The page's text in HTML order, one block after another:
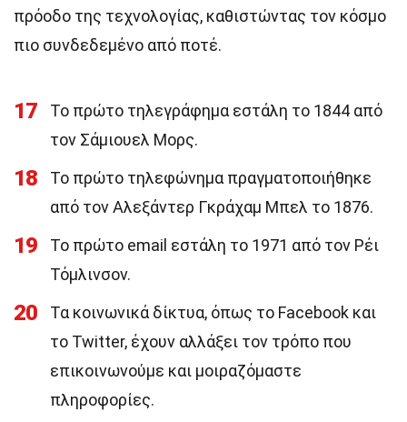
πρόοδο της τεχνολογίας, καθιστώντας τον κόσμο
πιο συνδεδεμένο από ποτέ.
17
Το πρώτο τηλεγράφημα εστάλη το 1844 από
τον Σάμιουελ Μορς.
18
Το πρώτο τηλεφώνημα πραγματοποιήθηκε
από τον Αλεξάντερ Γκράχαμ Μπελ το 1876.
19
Το πρώτο email εστάλη το 1971 από τον Ρέι
Τόμλινσον.
20
Τα κοινωνικά δίκτυα, όπως το Facebook και
το Twitter, έχουν αλλάξει τον τρόπο που
επικοινωνούμε και μοιραζόμαστε
πληροφορίες.